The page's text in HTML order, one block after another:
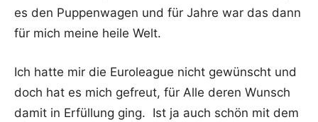
es den Puppenwagen und für Jahre war das dann
für mich meine heile Welt.
Ich hatte mir die Euroleague nicht gewünscht und
doch hat es mich gefreut, für Alle deren Wunsch
damit in Erfüllung ging. Ist ja auch schön mit dem